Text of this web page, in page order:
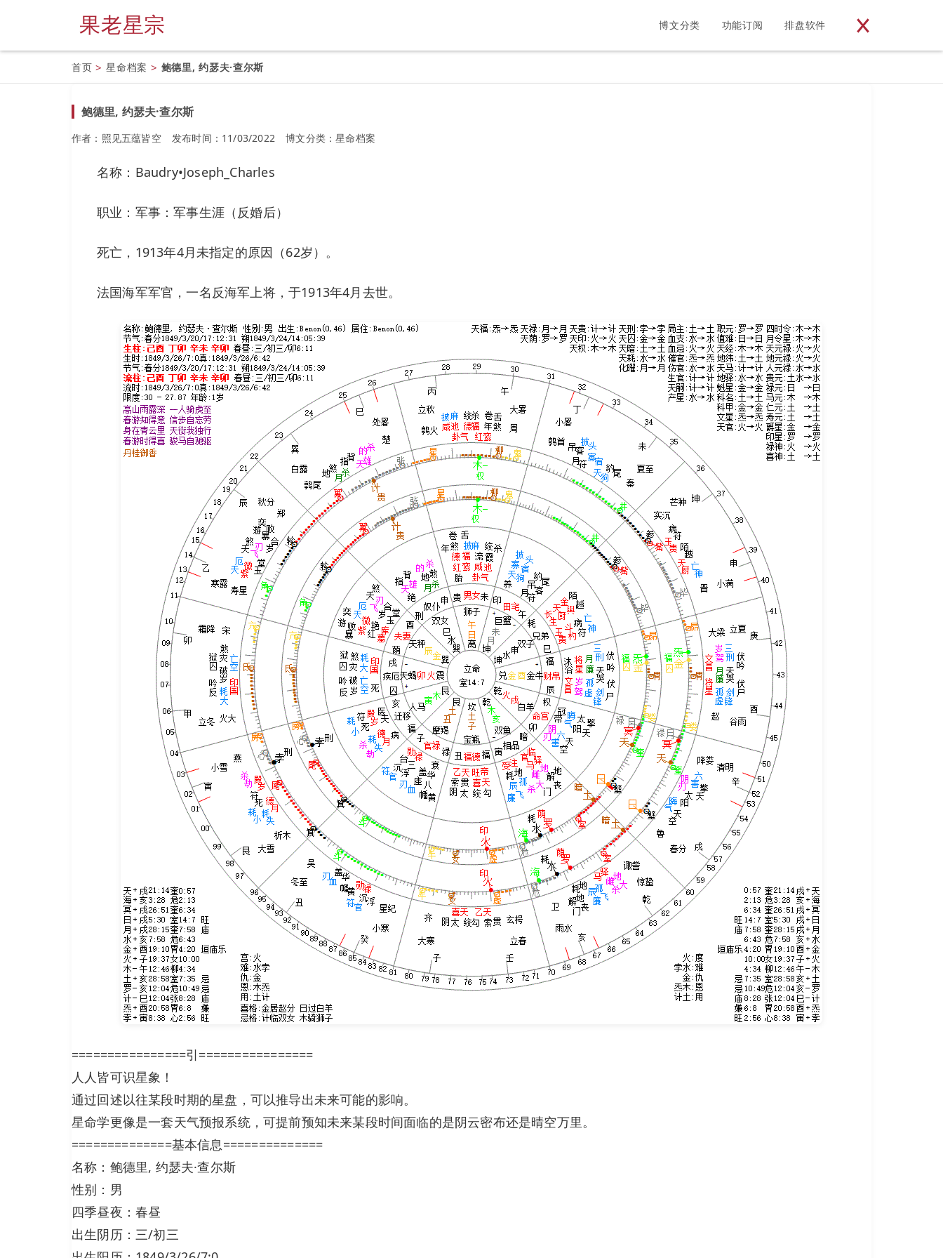
果老星宗 博文分类 功能订阅 排盘软件
首页 > 星命档案 > 鲍德里, 约瑟夫·查尔斯
鲍德里, 约瑟夫·查尔斯
作者：照见五蕴皆空 发布时间：11/03/2022 博文分类：星命档案
名称：Baudry•Joseph_Charles
职业：军事：军事生涯（反婚后）
死亡，1913年4月未指定的原因（62岁）。
法国海军军官，一名反海军上将，于1913年4月去世。
================引================
人人皆可识星象！
通过回述以往某段时期的星盘，可以推导出未来可能的影响。
星命学更像是一套天气预报系统，可提前预知未来某段时间面临的是阴云密布还是晴空万里。
==============基本信息==============
名称：鲍德里, 约瑟夫·查尔斯
性别：男
四季昼夜：春昼
出生阴历：三/初三